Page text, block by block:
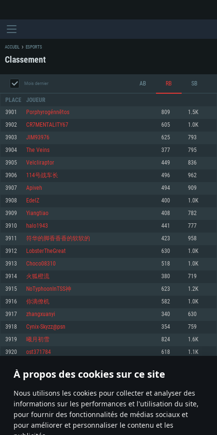
À propos des cookies sur ce site
Nous utilisons les cookies pour collecter et analyser des
informations sur les performances et l'utilisation du site,
pour fournir des fonctionnalités de médias sociaux et
pour améliorer et personnaliser le contenu et les
CONFIGURATION SYSTÈME REQUISE
Minimum
OS: Windows 10 (64 bit)
Processeur: Dual-Core 2.2 GHz
Mémoire: 4 GB
Carte graphique supportant DirectX 11: AMD Radeon 77XX / NVIDIA
GeForce GTX 660. La résolution minimale supportée par le jeu est de 720p
Connection: Connexion Internet à haut débit
Disque dur: 23.1 Go (client minimal)
Recommandée
1060 et plus, Radeon RX 570 et plus.
Disque dur: 75.9 Go (client complet)
Minimum
OS: Mac OS Big Sur 11.0 ou plus récent
Processeur: Core i5, minimum 2.2GHz (Les processeurs Intel Xeon ne sont
pas supportés)
Mémoire: 6 GB
Carte graphique: Intel Iris Pro 5200 (Mac), ou analogue AMD/Nvidia. La
résolution minimale supportée par le jeu est de 720p.
Connection: Connexion Internet à haut débit
Disque dur: 62,2 Go (client minimal)
Recommandée
OS: Mac OS Big Sur 11.0 ou plus récent
Processeur: Core i7 (Les processeurs Intel Xeon ne sont pas supportés)
Mémoire: 8 GB
Carte graphique: Radeon Vega II ou plus avec support de Metal
Disque dur: 62,2 Go (client complet)
Minimum
OS: Les configurations Linux 64 bits les plus modernes
Processeur: Dual-Core 2.4 GHz
Mémoire: 4 GB
Carte graphique: NVIDIA 660 avec les derniers drivers (moins de 6 mois) /
de même pour AMD (La résolution minimale supportée par le jeu est de
720p)
Connection: Connexion Internet à haut débit
Disque dur: 62,2 Go (client minimal)
Recommandée
OS: Ubuntu 20.04 64bit
Processeur: Intel Core i7
Mémoire: 8 GB
Carte graphique: NVIDIA 1060 avec les derniers drivers (moins de 6 mois) /
6 mois et supportant Vulkan
Connection: Connexion Internet à haut débit
Disque dur: 60,2 Go (client complet)
ACCUEIL ESPORTS
Classement
Mois dernier AB RB SB
PLACE JOUEUR
3901 Porphyrogénnētos 809 1.5K
3902 CR7MENTALITY67 605 1.0K
3903 JIM93976 625 793
3904 The Veins 377 795
3905 Velcliraptor 449 836
3906 114号战车长 496 962
3907 Apiveh 494 909
3908 EdelZ 400 1.0K
3909 Yiangtiao 408 782
3910 halo1943 441 777
3911 符华的脚香香香的软软的 423 958
3912 LobsterTheGreat 630 1.0K
3913 Choco08310 518 1.0K
3914 火狐橙流 380 719
3915 NoTyphoonInTSS神 623 1.2K
3916 你滴僚机 582 1.0K
3917 zhangxuanyi 340 630
3918 Cynix-Skyzz@psn 354 759
3919 曦月初雪 824 1.6K
3920 ost371784 618 1.1K
* Classement mis à jour quotidiennement
195 196 197 296